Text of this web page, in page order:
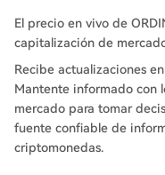
El precio en vivo de
capitalización de
Recibe actualizaciones
Mantente informado con
mercado para tomar
fuente confiable de
criptomonedas.